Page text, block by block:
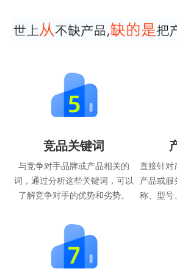
竞品关键词
与竞争对手品牌或产品相关的
词，通过分析这些关键词，可以
了解竞争对手的优势和劣势。
直接针对
产品或服
称、型号